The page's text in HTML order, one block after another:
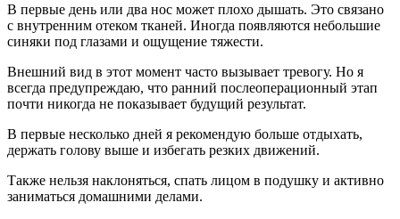
В первые день или два нос может плохо дышать. Это связано
с внутренним отеком тканей. Иногда появляются небольшие
синяки под глазами и ощущение тяжести.
Внешний вид в этот момент часто вызывает тревогу. Но я
всегда предупреждаю, что ранний послеоперационный этап
почти никогда не показывает будущий результат.
В первые несколько дней я рекомендую больше отдыхать,
держать голову выше и избегать резких движений.
Также нельзя наклоняться, спать лицом в подушку и активно
заниматься домашними делами.